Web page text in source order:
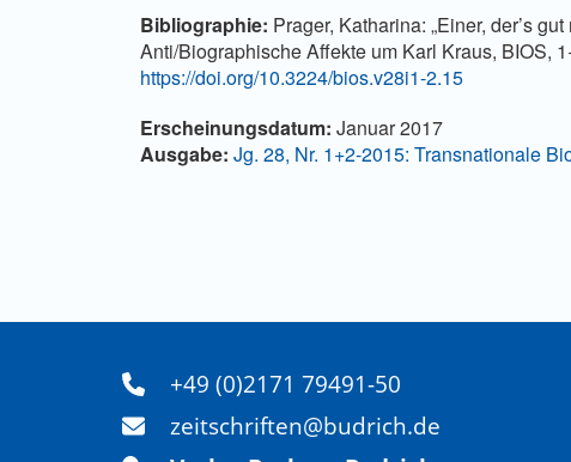
Bibliographie: Prager, Katharina: „Einer, der’s
Anti/Biographische Affekte um Karl Kraus, BIOS,
https://doi.org/10.3224/bios.v28i1-2.15
Artikel-Details
Erscheinungsdatum: Januar 2017
Ausgabe: Jg. 28, Nr. 1+2-2015: Transnationale
+49 (0)2171 79491-50
zeitschriften@budrich.de